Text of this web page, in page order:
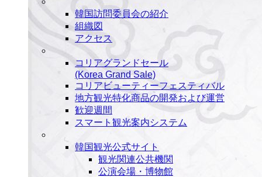
韓国訪問委員会の紹介
組織図
アクセス
コリアグランドセール
(Korea Grand Sale)
コリアビューティーフェスティバル
地方観光特化商品の開発および運営
歓迎週間
スマート観光案内システム
韓国観光公式サイト
観光関連公共機関
公演会場・博物館